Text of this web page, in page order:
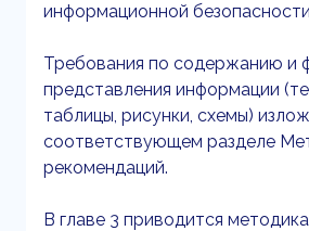
информационной
Требования по содержанию и
представления информации
таблицы, рисунки, схемы)
соответствующем разделе
рекомендаций.
В главе 3 приводится